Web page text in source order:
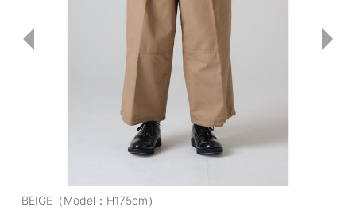
T-SHIRT : Tシャツ
KNIT : ニット
SHIRT : シャツ
OUTERS : アウター
LADIES : レディース
PANTS/SKIRT : パンツ・スカート
BEIGE（Model：H175cm）